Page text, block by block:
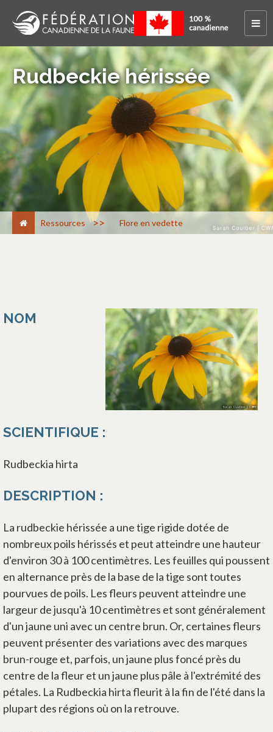
Rudbeckie hérissée
Ressources > Flore en vedette
NOM
SCIENTIFIQUE :
Rudbeckia hirta
DESCRIPTION :
La rudbeckie hérissée a une tige rigide dotée de
nombreux poils hérissés et peut atteindre une hauteur
d'environ 30 à 100 centimètres. Les feuilles qui poussent
en alternance près de la base de la tige sont toutes
pourvues de poils. Les fleurs peuvent atteindre une
largeur de jusqu'à 10 centimètres et sont généralement
d'un jaune uni avec un centre brun. Or, certaines fleurs
peuvent présenter des variations avec des marques
brun-rouge et, parfois, un jaune plus foncé près du
centre de la fleur et un jaune plus pâle à l'extrémité des
pétales. La Rudbeckia hirta fleurit à la fin de l'été dans la
plupart des régions où on la retrouve.